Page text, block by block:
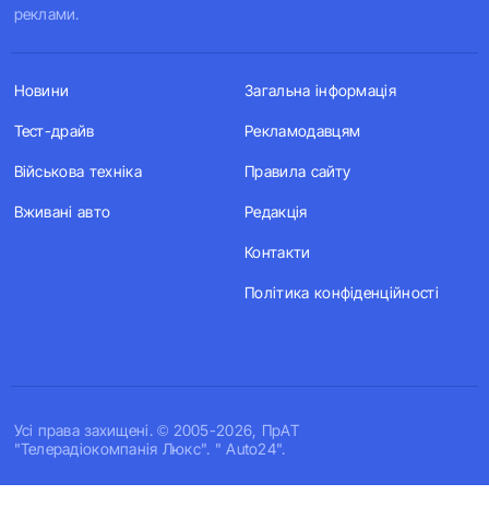
реклами.
Усi права захищенi. © 2005-2026, ПрАТ
"Телерадіокомпанія Люкс". " Auto24".
Новини
Тест-драйв
Військова техніка
Вживані авто
Загальна інформація
Рекламодавцям
Правила сайту
Редакція
Контакти
Політика конфіденційності